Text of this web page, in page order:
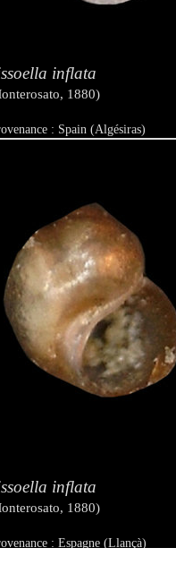
inflata
1880)
: Spain (Algésiras)
: 1.10 mm
inflata
1880)
: Espagne (Llançà)